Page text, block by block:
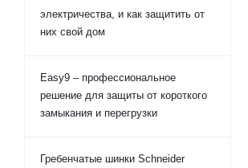
электричества, и как защитить от
них свой дом
Easy9 – профессиональное
решение для защиты от короткого
замыкания и перегрузки
Гребенчатые шинки Schneider